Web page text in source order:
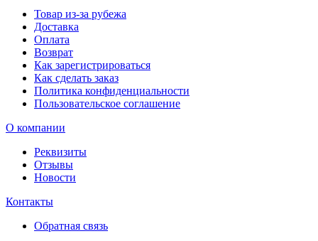
Товар из-за рубежа
Доставка
Оплата
Возврат
Как зарегистрироваться
Как сделать заказ
Политика конфиденциальности
Пользовательское соглашение
О компании
Реквизиты
Отзывы
Новости
Контакты
Обратная связь